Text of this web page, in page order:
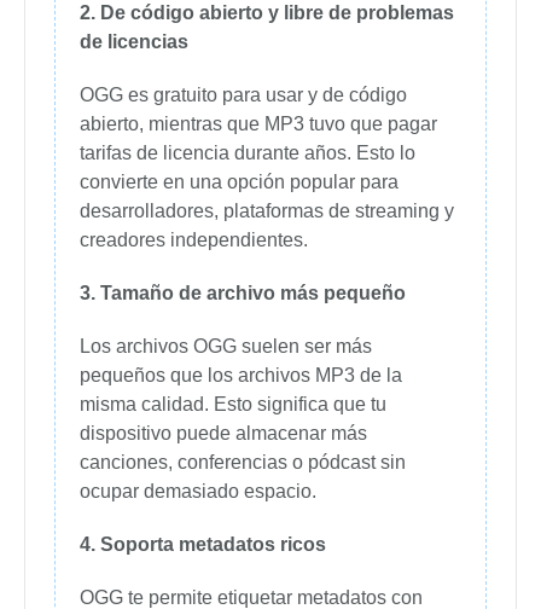
2. De código abierto y libre de problemas
de licencias
OGG es gratuito para usar y de código
abierto, mientras que MP3 tuvo que pagar
tarifas de licencia durante años. Esto lo
convierte en una opción popular para
desarrolladores, plataformas de streaming y
creadores independientes.
3. Tamaño de archivo más pequeño
Los archivos OGG suelen ser más
pequeños que los archivos MP3 de la
misma calidad. Esto significa que tu
dispositivo puede almacenar más
canciones, conferencias o pódcast sin
ocupar demasiado espacio.
4. Soporta metadatos ricos
OGG te permite etiquetar metadatos con